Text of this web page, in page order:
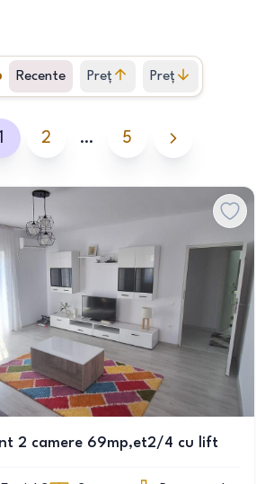
Recente Preț
crescător
Preț
descrescător
2 … 5
2 camere 69mp,et2/4 cu lift